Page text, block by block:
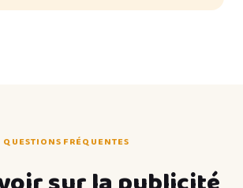
QUESTIONS FRÉQUENTES